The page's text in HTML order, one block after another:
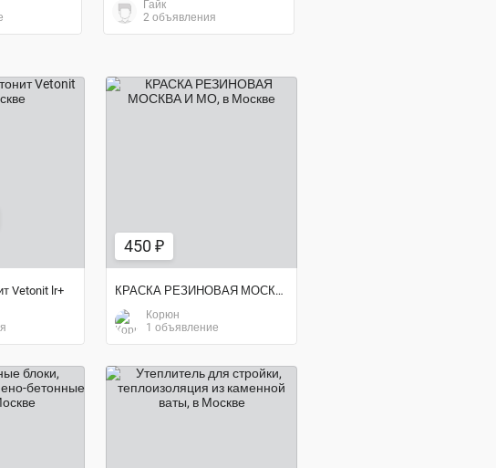
Гайк
2 объявления
Vetonit lr+
450 ₽
КРАСКА РЕЗИНОВАЯ МОСКВА И МО
Корюн
1 объявление